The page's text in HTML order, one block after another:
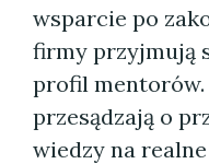
wsparcie po
firmy przyjmują
profil mentorów.
przesądzają o
wiedzy na